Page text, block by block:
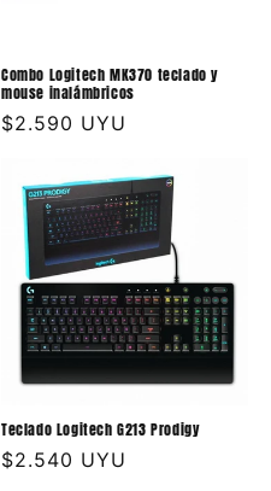
Combo Logitech MK370 teclado y
mouse inalámbricos
Precio
$2.590 UYU
Teclado Logitech G213 Prodigy
Precio
$2.540 UYU